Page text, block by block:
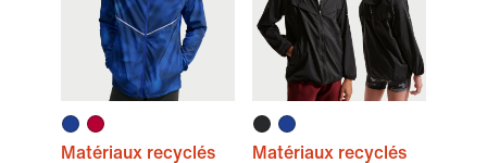
Matériaux recyclés
Matériaux recyclés